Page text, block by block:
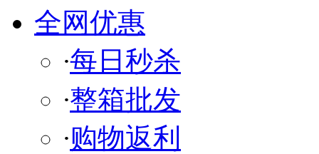
全网优惠
·每日秒杀
·整箱批发
·购物返利